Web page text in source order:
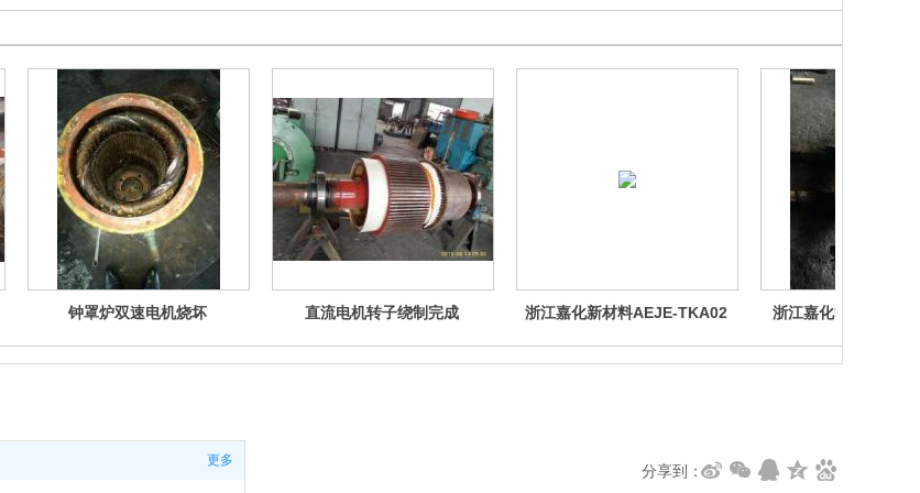
钟罩炉双速电机烧坏 直流电机转子绕制完成 浙江嘉化新材料AEJE-TKA02 浙江嘉化能源化工
更多
分享到：